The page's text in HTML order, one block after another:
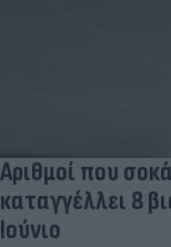
Αριθμοί που
καταγγέλλει 8
Ιούνιο